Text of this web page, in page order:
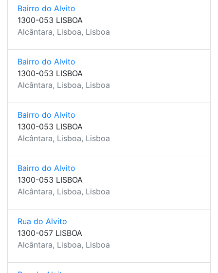
Bairro do Alvito
1300-053 LISBOA
Alcântara, Lisboa, Lisboa
Bairro do Alvito
1300-053 LISBOA
Alcântara, Lisboa, Lisboa
Bairro do Alvito
1300-053 LISBOA
Alcântara, Lisboa, Lisboa
Bairro do Alvito
1300-053 LISBOA
Alcântara, Lisboa, Lisboa
Rua do Alvito
1300-057 LISBOA
Alcântara, Lisboa, Lisboa